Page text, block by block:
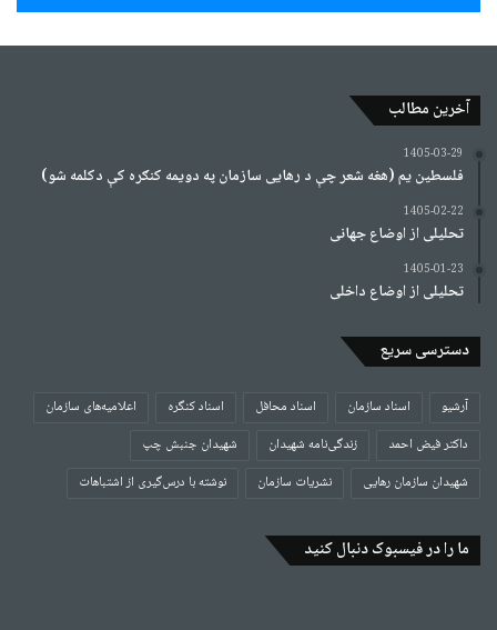
آخرین مطالب
1405-03-29
فلسطین یم (هغه شعر چې د رهایی سازمان په دویمه کنګره کې دکلمه شو)
1405-02-22
تحلیلی از اوضاع جهانی
1405-01-23
تحلیلی از اوضاع داخلی
دسترسی سریع
آرشیو اسناد سازمان اسناد محافل اسناد کنگره
اعلامیه‌های سازمان
داکتر فیض احمد
زندگی‌نامه شهیدان
شهیدان جنبش چپ
شهیدان سازمان رهایی
نشریات سازمان نوشته با درس‌گیری از اشتباهات
ما را در فیسبوک دنبال کنید